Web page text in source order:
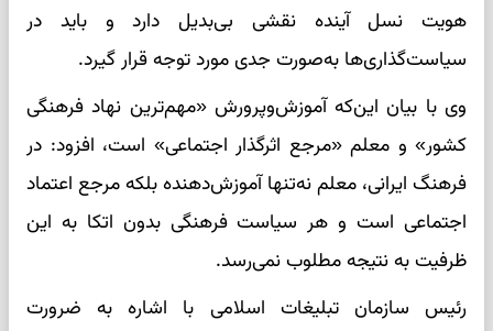
هویت نسل آینده نقشی بی‌بدیل دارد و باید در
سیاست‌گذاری‌ها به‌صورت جدی مورد توجه قرار گیرد.
وی با بیان این‌که آموزش‌وپرورش «مهم‌ترین نهاد فرهنگی
کشور» و معلم «مرجع اثرگذار اجتماعی» است، افزود: در
فرهنگ ایرانی، معلم نه‌تنها آموزش‌دهنده بلکه مرجع اعتماد
اجتماعی است و هر سیاست فرهنگی بدون اتکا به این
ظرفیت به نتیجه مطلوب نمی‌رسد.
رئیس سازمان تبلیغات اسلامی با اشاره به ضرورت